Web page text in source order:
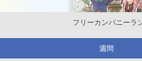
フリーカンパニーラ
週間